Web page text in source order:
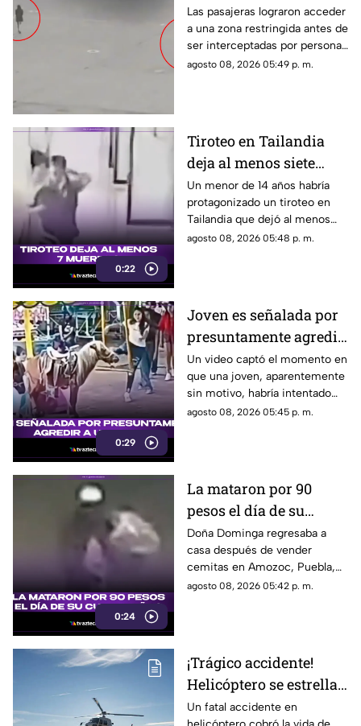
aeropuerto tras perder
su vuelo; autoridades
logran detenerlas
Las pasajeras lograron acceder
a una zona restringida antes de
ser interceptadas por personal
del aeropuerto.
agosto 08, 2026 05:49 p. m.
0:22
Tiroteo en Tailandia
deja al menos siete
muertos
Un menor de 14 años habría
protagonizado un tiroteo en
Tailandia que dejó al menos
siete personas muertas, entre
agosto 08, 2026 05:48 p. m.
0:29
Joven es señalada por
presuntamente agredir
a un pony en feria de
Pueblo Mágico
Un video captó el momento en
que una joven, aparentemente
sin motivo, habría intentado
agredir a un pequeño pony.
agosto 08, 2026 05:45 p. m.
0:24
La mataron por 90
pesos el día de su
cumpleaños; Este es el
caso de Doña Dominga
Doña Dominga regresaba a
casa después de vender
cemitas en Amozoc, Puebla,
cuando presuntamente un
agosto 08, 2026 05:42 p. m.
¡Trágico accidente!
Helicóptero se estrella
en zona boscosa y
Un fatal accidente en